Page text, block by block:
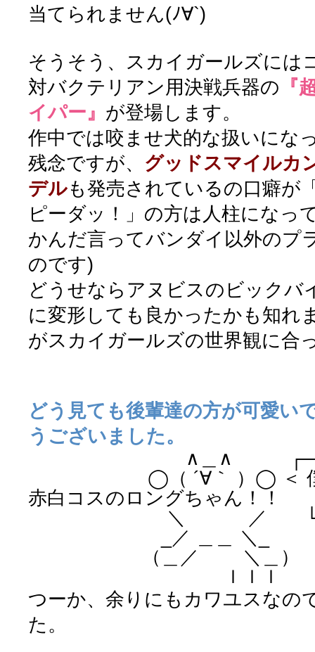
当てられません(ﾉ∀`)
そうそう、スカイガールズには
対バクテリアン用決戦兵器の 『
イパー』 が登場します。
作中では咬ませ犬的な扱いにな
残念ですが、 グッドスマイルカ
デルも発売されているの口癖が
ピーダッ！」の方は人柱になっ
かんだ言ってバンダイ以外のプ
のです)
どうせならアヌビスのビックバ
に変形しても良かったかも知れ
がスカイガールズの世界観に合
どう見ても後輩達の方が可愛い
うございました。
∧＿∧
◯（ ´∀｀ ）◯ ＜ 僕は
赤白コスのロングちゃん！！
＼ ／
_／ ＿＿ ＼_
（＿／ ＼＿）
ｌｌｌ
つーか、余りにもカワユスなの
た。